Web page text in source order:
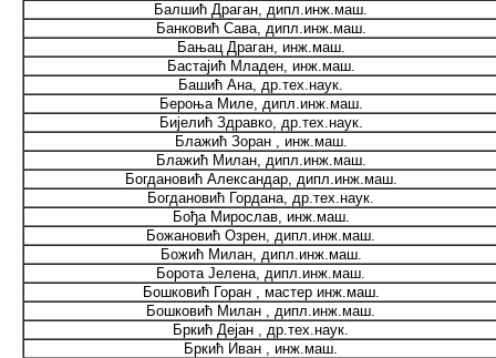
Балшић Драган, дипл.инж.маш.
Банковић Сава, дипл.инж.маш.
Бањац Драган, инж.маш.
Бастајић Младен, инж.маш.
Башић Ана, др.тех.наук.
Бероња Миле, дипл.инж.маш.
Бијелић Здравко, др.тех.наук.
Блажић Зоран , инж.маш.
Блажић Милан, дипл.инж.маш.
Богдановић Александар, дипл.инж.маш.
Богдановић Гордана, др.тех.наук.
Бођа Мирослав, инж.маш.
Божановић Озрен, дипл.инж.маш.
Божић Милан, дипл.инж.маш.
Борота Јелена, дипл.инж.маш.
Бошковић Горан , мастер инж.маш.
Бошковић Милан , дипл.инж.маш.
Бркић Дејан , др.тех.наук.
Бркић Иван , инж.маш.